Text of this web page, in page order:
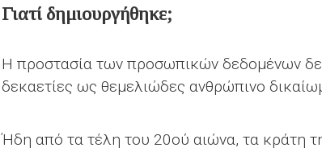
Γιατί δημιουργήθηκε;
Η προστασία των προσωπικών δεδομένων
δεκαετίες ως θεμελιώδες ανθρώπινο
Ήδη από τα τέλη του 20ού αιώνα, τα κράτη